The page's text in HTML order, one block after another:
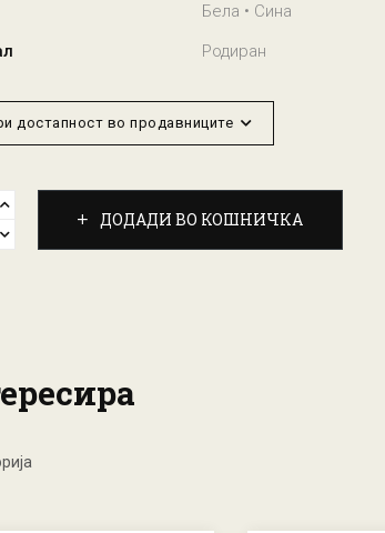
Бела • Сина
Родиран
достапност во продавниците
ДОДАДИ ВО КОШНИЧКА